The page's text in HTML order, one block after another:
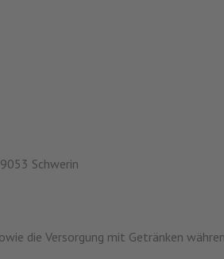
Schwerin
die Versorgung mit Getränken